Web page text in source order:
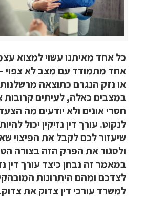
כל אחד מאיתנו עשוי למצוא
אחד מתמודד עם מצב לא צפוי
או נזק הנגרם כתוצאה
במצבים כאלה, לעיתים קרובות
חסרי אונים ולא יודעים מה
לנקוט. עורך דין נזיקין יכול
שיעזור לכם לקבל את הפיצוי
ולסגור את הפרק הזה בצורה
במאמר זה נבחן כיצד עורך דין
לצדכם ומהם היתרונות
למשרד עורכי דין צדוק את צדוק.